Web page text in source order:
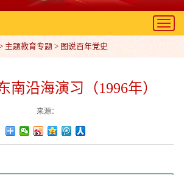
主题教育专题 > 图说百年党史
南沿海演习（1996年）
来源：